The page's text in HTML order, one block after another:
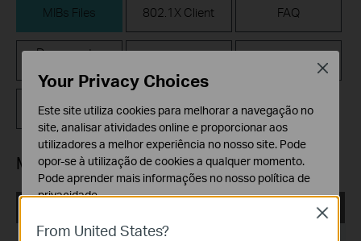
MIBs Files 802.1X Client FAQ
Documentos
Código GPL
Emulador
MIBs Files
From United States?
Close
Your Privacy Choices
Este site utiliza cookies para melhorar a navegação no
site, analisar atividades online e proporcionar aos
utilizadores a melhor experiência no nosso site. Pode
opor-se à utilização de cookies a qualquer momento.
Pode aprender mais informações no nosso política de
privacidade.
Cookies Básicos
Close